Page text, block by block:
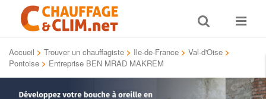
Toggle
search
Toggle
Accueil > Trouver un chauffagiste > Ile-de-France > Val-d'Oise >
Pontoise > Entreprise BEN MRAD MAKREM